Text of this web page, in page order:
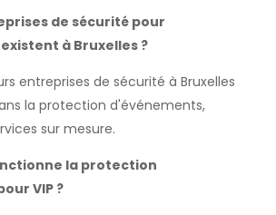
de sécurité pour
à Bruxelles ?
entreprises de sécurité à Bruxelles
la protection d'événements,
sur mesure.
la protection
VIP ?